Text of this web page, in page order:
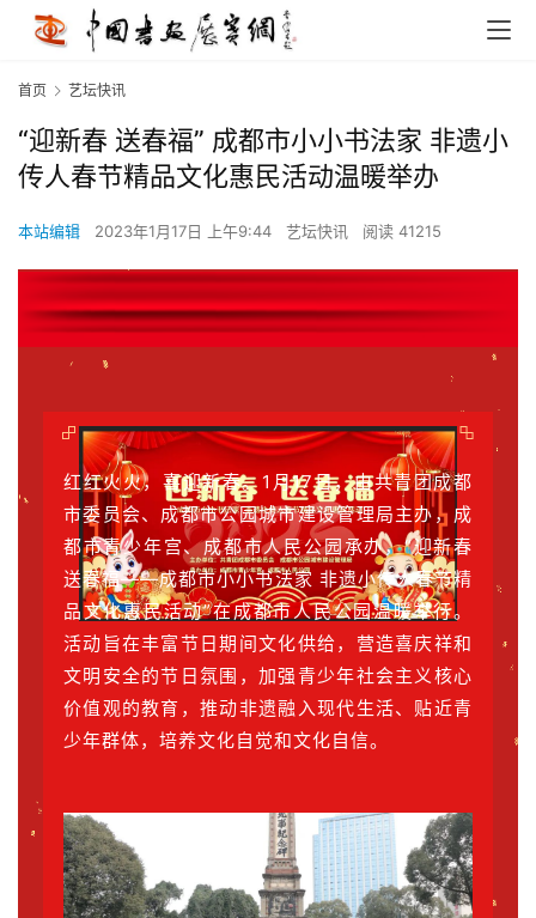
首页 艺坛快讯
“迎新春 送春福” 成都市小小书法家 非遗小
传人春节精品文化惠民活动温暖举办
本站编辑 2023年1月17日 上午9:44 艺坛快讯 阅读 41215
红红火火，喜迎新春。1月17日，由共青团成都
市委员会、成都市公园城市建设管理局主办，成
都市青少年宫、成都市人民公园承办，“迎新春
送春福——成都市小小书法家 非遗小传人春节精
品文化惠民活动”在成都市人民公园温暖举行。
活动旨在丰富节日期间文化供给，营造喜庆祥和
文明安全的节日氛围，加强青少年社会主义核心
价值观的教育，推动非遗融入现代生活、贴近青
少年群体，培养文化自觉和文化自信。